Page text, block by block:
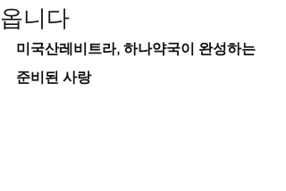
옵니다
미국산레비트라, 하나약국이 완성하는
준비된 사랑